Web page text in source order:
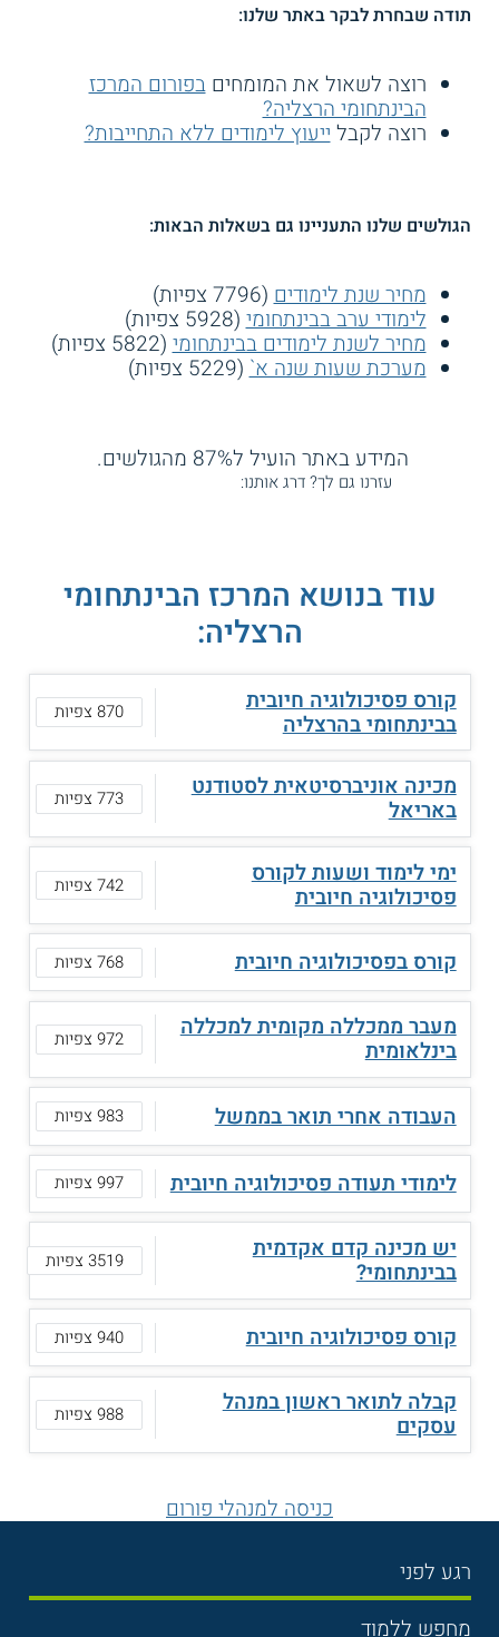
תודה שבחרת לבקר באתר שלנו:
רוצה לשאול את המומחיםבפורום המרכז
הבינתחומי הרצליה?
רוצה לקבלייעוץ לימודים ללא התחייבות?
הגולשים שלנו התעניינו גם בשאלות הבאות:
מחיר שנת לימודים(7796 צפיות)
לימודי ערב בבינתחומי(5928 צפיות)
מחיר לשנת לימודים בבינתחומי(5822 צפיות)
מערכת שעות שנה א`(5229 צפיות)
המידע באתר הועיל ל87% מהגולשים.
עזרנו גם לך? דרג אותנו:
עוד בנושא המרכז הבינתחומי
הרצליה:
קורס פסיכולוגיה חיובית
בבינתחומי בהרצליה 870 צפיות
מכינה אוניברסיטאית לסטודנט
באריאל 773 צפיות
ימי לימוד ושעות לקורס
פסיכולוגיה חיובית 742 צפיות
קורס בפסיכולוגיה חיובית 768 צפיות
מעבר ממכללה מקומית למכללה
בינלאומית 972 צפיות
העבודה אחרי תואר בממשל 983 צפיות
לימודי תעודה פסיכולוגיה חיובית 997 צפיות
יש מכינה קדם אקדמית
בבינתחומי? 3519 צפיות
קורס פסיכולוגיה חיובית 940 צפיות
קבלה לתואר ראשון במנהל
עסקים 988 צפיות
כניסה למנהלי פורום
רגע לפני
בחירת לימודים
מחפש ללמוד